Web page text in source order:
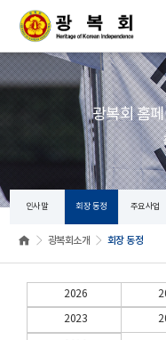
광복회 홈
인사말 회장 동정 주요사업
광복회소개 회장 동정
2026
2023